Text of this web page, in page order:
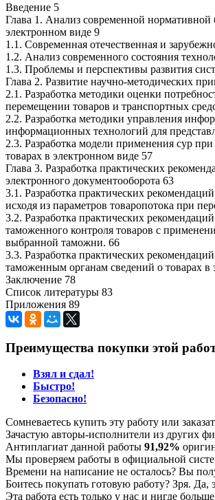
Введение 5
Глава 1. Анализ современной
электронном виде 9
1.1. Современная отечественная и
1.2. Анализ современного состояния
1.3. Проблемы и перспективы развития
Глава 2. Развитие научно-методических
2.1. Разработка методики оценки
перемещении товаров и транспортных
2.2. Разработка методики управления
информационных технологий для
2.3. Разработка модели применения сур
товарах в электронном виде 57
Глава 3. Разработка практических
электронного документооборота 63
3.1. Разработка практических
исходя из параметров товаропотока при
3.2. Разработка практических
таможенного контроля товаров с
выбранной таможни. 66
3.3. Разработка практических
таможенным органам сведений о товарах в
Заключение 78
Список литературы 83
Приложения 89
Преимущества покупки этой
Взял и сдал!
Быстро!
Безопасно!
Сомневаетесь купить эту работу или
Зачастую авторы-исполнители из других
Антиплагиат данной работы 91,92%
Мы проверяем работы в официальной
Времени на написание не осталось? Вы
Боитесь покупать готовую работу? Зря. Да,
Эта работа есть только у нас и нигде